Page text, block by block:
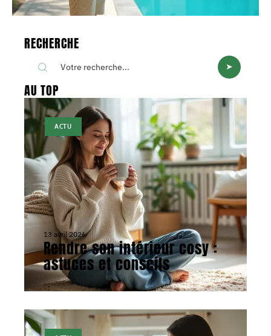
RECHERCHE
AU TOP
ACTU
13 avril 2026
Rendre son intérieur cosy :
astuces et conseils